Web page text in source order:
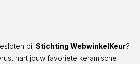
bij Stichting WebwinkelKeur?
hart jouw favoriete keramische